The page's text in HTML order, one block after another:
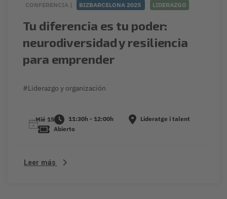
CONFERENCIA | BIZBARCELONA 2025 LIDERAZGO
Tu diferencia es tu poder:
neurodiversidad y resiliencia
para emprender
#Liderazgo y organización
Mié 15 11:30h - 12:00h
Lideratge i talent
Abierto
Leer más